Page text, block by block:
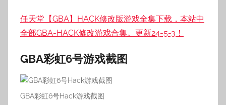
任天堂【GBA】HACK修改版游戏全集下载，本站中
全部GBA-HACK修改游戏合集。更新24-5-3！
GBA彩虹6号游戏截图
GBA彩虹6号Hack游戏截图